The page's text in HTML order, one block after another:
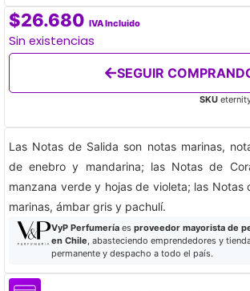
$26.680 IVA Incluido
Sin existencias
SEGUIR
SKU
Las Notas de Salida son notas marinas,
de enebro y mandarina; las Notas de
manzana verde y hojas de violeta; las Notas
marinas, ámbar gris y pachulí.
VyP Perfumeríaes proveedor mayorista de
en Chile, abasteciendo emprendedores y
permanente y despacho a todo el país.